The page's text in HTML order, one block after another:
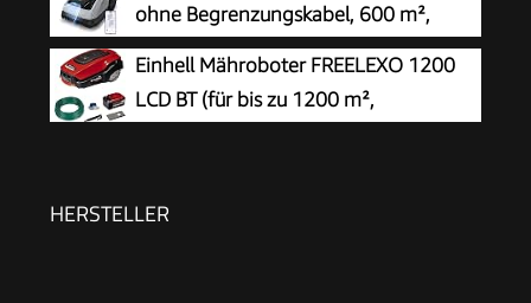
ohne Begrenzungskabel, 600 m²,
RTK+Vision-Navigation,
Rasenmähroboter, KI-Hindernisvermeidung, App
Steuerung, passiert 0,7 m schmale Stellen
Einhell Mähroboter FREELEXO 1200
LCD BT (für bis zu 1200 m²,
Akku und Installationszubehör)
HERSTELLER